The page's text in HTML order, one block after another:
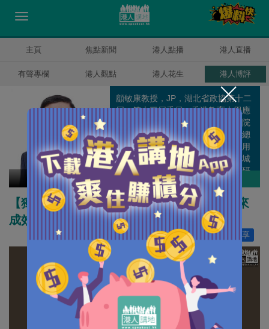
主頁 焦點新聞 港人點播 港人直播
有聲專欄 港人觀點 港人花生 港人博評
顧敏康
顧敏康教授，JP，湖北省政協第十二
屆、第十三屆委員，香港教育大學應
用政策研究及教育未來學院聯席副院
長、國家安全與法律教育研究中心總
監；原湘潭大學法學學部部長、信用
風險管理學院院長、博導；原香港城
市大學法律學院副院長、全國港澳研
究會理事。作者其他博評
【獨家文章】優化歷史課程框架的意義與未來
成效
分享
讚好 5